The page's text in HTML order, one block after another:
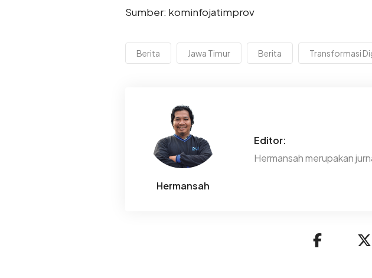
Sumber: kominfojatimprov
Berita Jawa Timur Berita Transformasi
Hermansah
Editor:
Hermansah merupakan